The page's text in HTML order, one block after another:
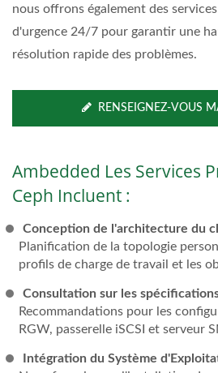
nous offrons également des
d'urgence 24/7 pour garantir une
résolution rapide des problèmes.
RENSEIGNEZ-VOUS
Ambedded Les Services
Ceph Incluent :
Conception de l'architecture du
Planification de la topologie
profils de charge de travail et les
Consultation sur les
Recommandations pour les
RGW, passerelle iSCSI et serveur
Intégration du Système